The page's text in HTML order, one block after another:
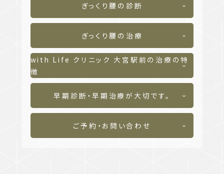
ぎっくり腰の診断
ぎっくり腰の治療
with Life クリニック 大宮駅前の治療の特
徴
早期診断・早期治療が大切です。
ご予約・お問い合わせ